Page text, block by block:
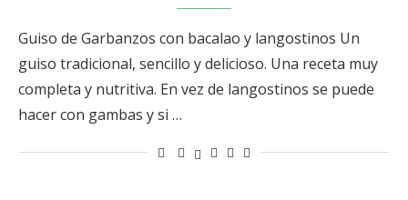
Guiso de Garbanzos con bacalao y langostinos Un
guiso tradicional, sencillo y delicioso. Una receta muy
completa y nutritiva. En vez de langostinos se puede
hacer con gambas y si …